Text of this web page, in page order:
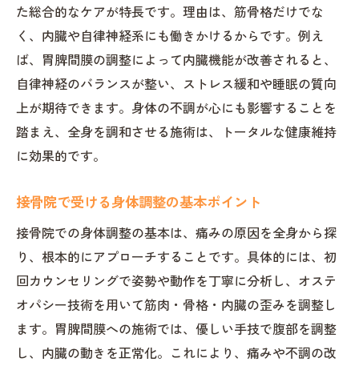
オステオパシーで引き出す回復力の秘密
接骨院が重視する自然治癒力の考え方
手技療法で高める自己回復力のポイント
自然治癒力向上に役立つ接骨院の工夫
接骨院で体感できる自己治癒力の進化
日常生活の質向上へ導く手技療法の実力
接骨院の手技で実感する生活の変化
接骨院で学ぶセルフケアと予防の知恵
手技療法がもたらす習慣改善のポイント
接骨院の施術後に意識したい生活習慣
手技療法を活かした再発予防の考え方
オステオパシー施術がもたらす変化を体感
た総合的なケアが特長です。理由は、筋骨格だけでな
く、内臓や自律神経系にも働きかけるからです。例え
ば、胃脾間膜の調整によって内臓機能が改善されると、
自律神経のバランスが整い、ストレス緩和や睡眠の質向
上が期待できます。身体の不調が心にも影響することを
踏まえ、全身を調和させる施術は、トータルな健康維持
に効果的です。
接骨院で受ける身体調整の基本ポイント
接骨院での身体調整の基本は、痛みの原因を全身から探
り、根本的にアプローチすることです。具体的には、初
回カウンセリングで姿勢や動作を丁寧に分析し、オステ
オパシー技術を用いて筋肉・骨格・内臓の歪みを調整し
ます。胃脾間膜への施術では、優しい手技で腹部を調整
し、内臓の動きを正常化。これにより、痛みや不調の改